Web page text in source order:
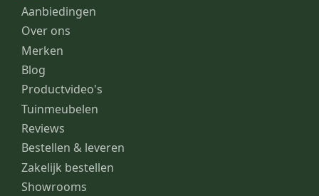
Aanbiedingen
Over ons
Merken
Blog
Productvideo's
Tuinmeubelen
Reviews
Bestellen & leveren
Zakelijk bestellen
Showrooms